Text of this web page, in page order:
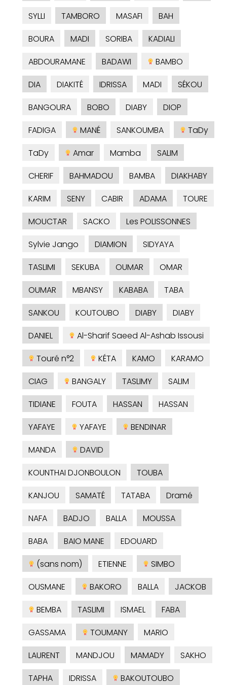
SYLLI
TAMBORO MASAFI
BAH
BOURA
MADI SORIBA
KADIALI
ABDOURAMANE
BADAWI
BAMBO
DIA
DIAKITÉ IDRISSA MADI
SÉKOU
BANGOURA
BOBO DIABY
DIOP
FADIGA
MANÉ SANKOUMBA
TaDy
TaDy
Amar Mamba
SALIM
CHERIF
BAHMADOU BAMBA
DIAKHABY
KARIM
SENY CABIR ADAMA
TOURE
MOUCTAR
SACKO
Les POLISSONNES
Sylvie Jango
DIAMION
SIDYAYA
TASLIMI
SEKUBA OUMAR
OMAR
OUMAR
MBANSY KABABA
TABA
SANKOU
KOUTOUBO DIABY
DIABY
DANIEL
Al-Sharif Saeed Al-Ashab Issousi
Touré n°2
KÉTA KAMO
KARAMO
CIAG
BANGALY TASLIMY
SALIM
TIDIANE
FOUTA HASSAN
HASSAN
YAFAYE
YAFAYE
BENDINAR
MANDA
DAVID
KOUNTHAI DJONBOULON
TOUBA
KANJOU
SAMATÉ TATABA
Dramé
NAFA
BADJO BALLA
MOUSSA
BABA
BAIO MANE
EDOUARD
(sans nom)
ETIENNE
SIMBO
OUSMANE
BAKORO BALLA
JACKOB
BEMBA
TASLIMI ISMAEL
FABA
GASSAMA
TOUMANY
MARIO
LAURENT
MANDJOU MAMADY
SAKHO
TAPHA
IDRISSA
BAKOUTOUBO